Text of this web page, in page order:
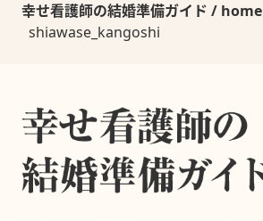
幸せ看護師の結婚準備ガイド / home
shiawase_kangoshi